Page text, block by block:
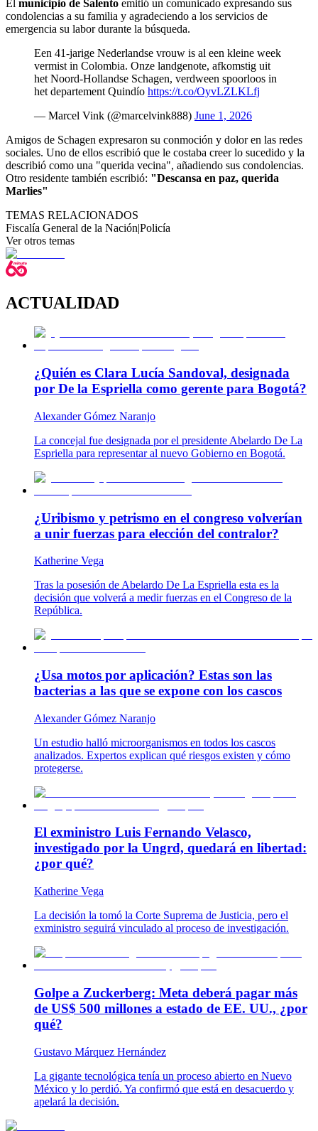
El municipio de Salento emitió un comunicado expresando sus
condolencias a su familia y agradeciendo a los servicios de
emergencia su labor durante la búsqueda.
Een 41-jarige Nederlandse vrouw is al een kleine week
vermist in Colombia. Onze landgenote, afkomstig uit
het Noord-Hollandse Schagen, verdween spoorloos in
het departement Quindío https://t.co/OyvLZLKLfj
— Marcel Vink (@marcelvink888) June 1, 2026
Amigos de Schagen expresaron su conmoción y dolor en las redes
sociales. Uno de ellos escribió que le costaba creer lo sucedido y la
describió como una "querida vecina", añadiendo sus condolencias.
Otro residente también escribió: "Descansa en paz, querida
Marlies"
TEMAS RELACIONADOS
Fiscalía General de la Nación|Policía
Ver otros temas
ACTUALIDAD
¿Quién es Clara Lucía Sandoval, designada
por De la Espriella como gerente para Bogotá?
Alexander Gómez Naranjo
La concejal fue designada por el presidente Abelardo De La
Espriella para representar al nuevo Gobierno en Bogotá.
¿Uribismo y petrismo en el congreso volverían
a unir fuerzas para elección del contralor?
Katherine Vega
Tras la posesión de Abelardo De La Espriella esta es la
decisión que volverá a medir fuerzas en el Congreso de la
República.
¿Usa motos por aplicación? Estas son las
bacterias a las que se expone con los cascos
Alexander Gómez Naranjo
Un estudio halló microorganismos en todos los cascos
analizados. Expertos explican qué riesgos existen y cómo
protegerse.
El exministro Luis Fernando Velasco,
investigado por la Ungrd, quedará en libertad:
¿por qué?
Katherine Vega
La decisión la tomó la Corte Suprema de Justicia, pero el
exministro seguirá vinculado al proceso de investigación.
Golpe a Zuckerberg: Meta deberá pagar más
de US$ 500 millones a estado de EE. UU., ¿por
qué?
Gustavo Márquez Hernández
La gigante tecnológica tenía un proceso abierto en Nuevo
México y lo perdió. Ya confirmó que está en desacuerdo y
apelará la decisión.